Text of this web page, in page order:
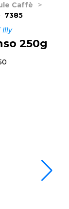
Caffè
>
7385
Illy
250g